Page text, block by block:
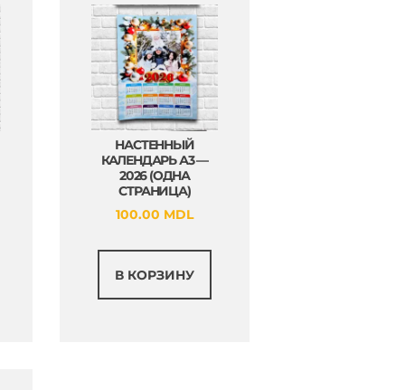
товара.
странице
товара.
НАСТЕННЫЙ
КАЛЕНДАРЬ А3 —
2026 (ОДНА
СТРАНИЦА)
100.00 MDL
В КОРЗИНУ